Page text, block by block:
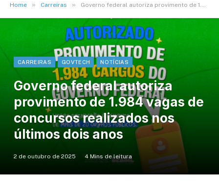
Home » Carreiras » Governo federal autoriza provimento de 1.984 vagas de concursos realizados nos últimos dois anos
CARREIRAS GOVTECH NOTÍCIAS
Governo federal autoriza
provimento de 1.984 vagas de
concursos realizados nos
últimos dois anos
2 de outubro de 2025 4 Mins de leitura